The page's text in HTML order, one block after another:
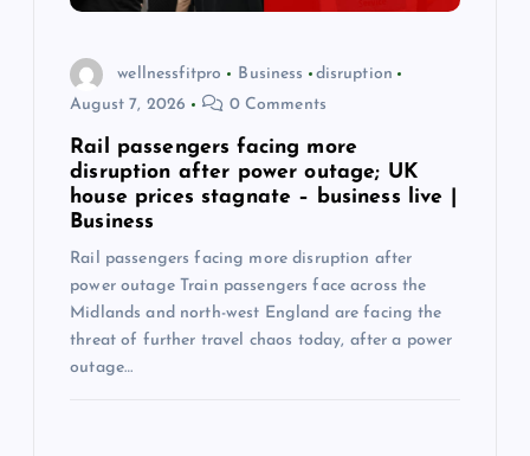
wellnessfitpro Business
disruption
August 7, 2026
0 Comments
Rail passengers facing more
disruption after power outage; UK
house prices stagnate – business live |
Business
Rail passengers facing more disruption after
power outage Train passengers face across the
Midlands and north-west England are facing the
threat of further travel chaos today, after a power
outage…